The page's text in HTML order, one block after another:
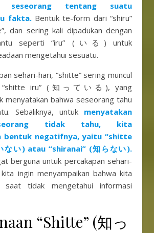
seseorang tentang suatu
fakta.Bentuk te-form dari “shiru”
dan sering kali dipadukan dengan
seperti “iru” (いる) untuk
mengetahui sesuatu.
sehari-hari, “shitte” sering muncul
“shitte iru” (知っている), yang
menyatakan bahwa seseorang tahu
Sebaliknya, untuk menyatakan
tidak tahu, kita
bentuk negatifnya, yaitu “shitte
ない) atau “shiranai” (知らない).
berguna untuk percakapan sehari-
ingin menyampaikan bahwa kita
saat tidak mengetahui informasi
“Shitte” (知っ